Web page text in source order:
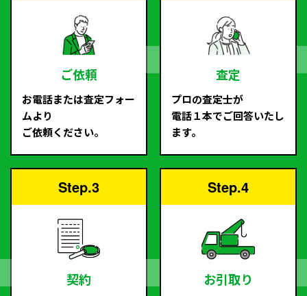
ご依頼
お電話または査定フォー
ムより
ご依頼ください。
査定
プロの査定士が
電話１本でご回答いたし
ます。
Step.3
契約
Step.4
お引取り